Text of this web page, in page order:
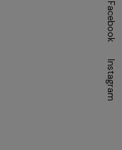
Facebook
Instagram